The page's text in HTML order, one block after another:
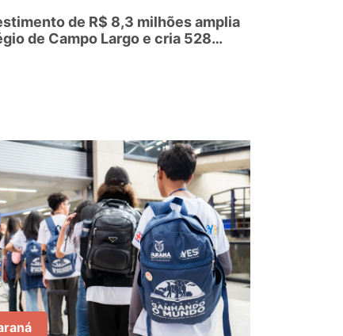
de R$ 8,3 milhões amplia
de Campo Largo e cria 528